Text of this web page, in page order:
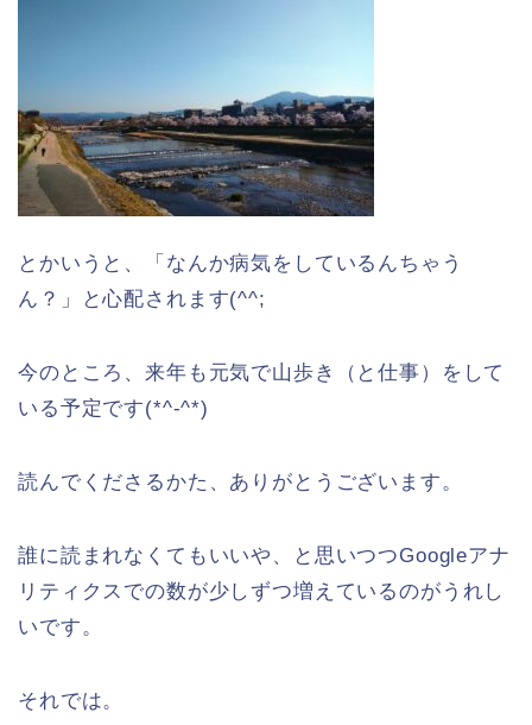
とかいうと、「なんか病気をしているんちゃう
ん？」と心配されます(^^;
今のところ、来年も元気で山歩き（と仕事）をして
いる予定です(*^-^*)
読んでくださるかた、ありがとうございます。
誰に読まれなくてもいいや、と思いつつGoogleアナ
リティクスでの数が少しずつ増えているのがうれし
いです。
それでは。